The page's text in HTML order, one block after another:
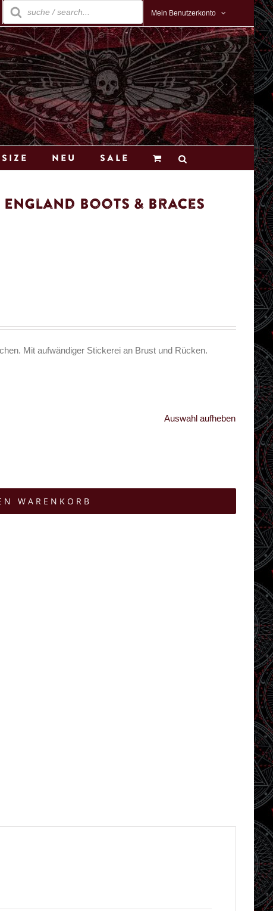
Products
search
Mein Benutzerkonto
Neu Sale
England Boots & Braces
Mit aufwändiger Stickerei an Brust und Rücken.
Auswahl aufheben
WARENKORB